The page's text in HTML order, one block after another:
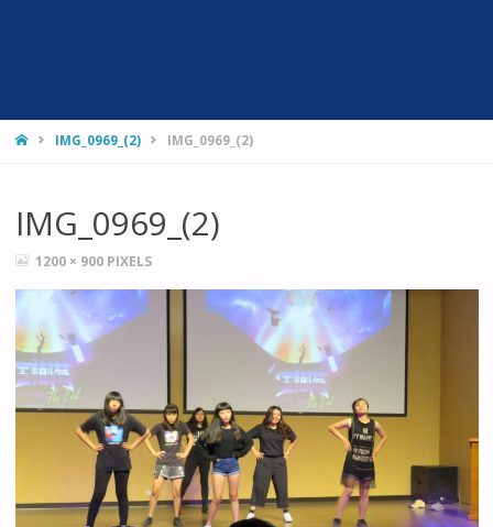
HOMEIMG_0969_(2) IMG_0969_(2)
IMG_0969_(2)
FULL1200 × 900 PIXELS